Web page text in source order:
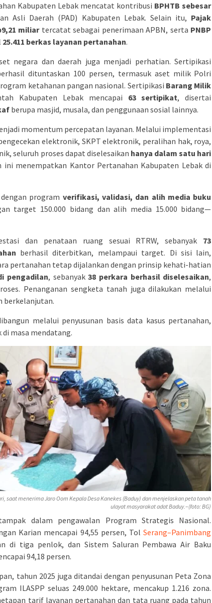
Kabupaten Lebak mencatat kontribusi BPHTB sebesar
Asli Daerah (PAD) Kabupaten Lebak. Selain itu, Pajak
miliartercatat sebagai penerimaan APBN, serta PNBP
25.411 berkas layanan pertanahan.
negara dan daerah juga menjadi perhatian. Sertipikasi
dituntaskan 100 persen, termasuk aset milik Polri
ketahanan pangan nasional. Sertipikasi Barang Milik
Kabupaten Lebak mencapai 63 sertipikat, disertai
berupa masjid, musala, dan penggunaan sosial lainnya.
momentum percepatan layanan. Melalui implementasi
elektronik, SKPT elektronik, peralihan hak, roya,
seluruh proses dapat diselesaikan hanya dalam satu hari
ini menempatkan Kantor Pertanahan Kabupaten Lebak di
program verifikasi, validasi, dan alih media buku
target 150.000 bidang dan alih media 15.000 bidang—
dan penataan ruang sesuai RTRW, sebanyak 73
berhasil diterbitkan, melampaui target. Di sisi lain,
pertanahan tetap dijalankan dengan prinsip kehati-hatian
pengadilan, sebanyak38 perkara berhasil diselesaikan,
Penanganan sengketa tanah juga dilakukan melalui
berkelanjutan.
melalui penyusunan basis data kasus pertanahan,
masa mendatang.
saat menerima Jaro Oom Kepala Desa Kanekes (Baduy) dan menjelaskan peta tanah
ulayat masyarakat adat Baduy.–(foto: BG)
dalam pengawalan Program Strategis Nasional.
Karian mencapai 94,55 persen, TolSerang–Panimbang
di tiga penlok, dan Sistem Saluran Pembawa Air Baku
94,18 persen.
tahun 2025 juga ditandai dengan penyusunan Peta Zona
ILASPP seluas 249.000 hektare, mencakup 1.216 zona.
tarif layanan pertanahan dan tata ruang pada tahun